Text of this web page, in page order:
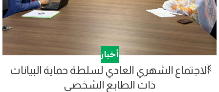
أخبار
الاجتماع الشهري العادي لسلطة حماية البيانات
ذات الطابع الشخصي